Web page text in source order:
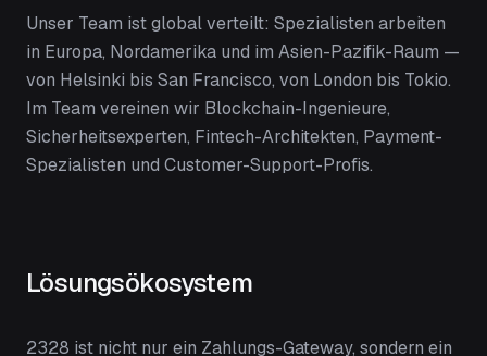
Unser Team ist global verteilt: Spezialisten arbeiten
in Europa, Nordamerika und im Asien-Pazifik-Raum —
von Helsinki bis San Francisco, von London bis Tokio.
Im Team vereinen wir Blockchain-Ingenieure,
Sicherheitsexperten, Fintech-Architekten, Payment-
Spezialisten und Customer-Support-Profis.
Lösungsökosystem
2328 ist nicht nur ein Zahlungs-Gateway, sondern ein